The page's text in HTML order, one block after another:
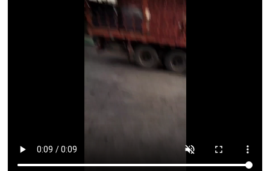
26+32号化妆级白油 46+68号化妆级白油